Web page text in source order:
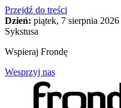
Przejdź do treści
Dzień: piątek, 7 sierpnia 2026
Sykstusa
Wspieraj Frondę
Wesprzyj nas